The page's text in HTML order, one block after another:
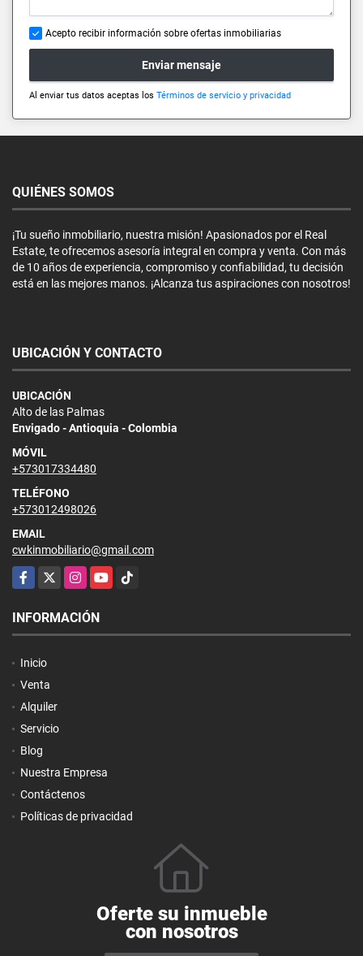
Acepto recibir información sobre ofertas inmobiliarias
Enviar mensaje
Al enviar tus datos aceptas los Términos de servicio y privacidad
QUIÉNES SOMOS
¡Tu sueño inmobiliario, nuestra misión! Apasionados por el Real
Estate, te ofrecemos asesoría integral en compra y venta. Con más
de 10 años de experiencia, compromiso y confiabilidad, tu decisión
está en las mejores manos. ¡Alcanza tus aspiraciones con nosotros!
UBICACIÓN Y CONTACTO
UBICACIÓN
Alto de las Palmas
Envigado - Antioquia - Colombia
MÓVIL
+573017334480
TELÉFONO
+573012498026
EMAIL
cwkinmobiliario@gmail.com
Facebook
X InstagramYouTubeTikTok
INFORMACIÓN
Inicio
Venta
Alquiler
Servicio
Blog
Nuestra Empresa
Contáctenos
Políticas de privacidad
Oferte su inmueble
con nosotros